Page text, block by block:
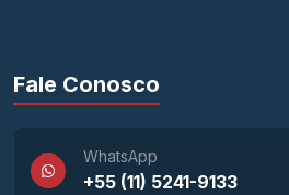
Fale Conosco
WhatsApp
+55 (11) 5241-9133